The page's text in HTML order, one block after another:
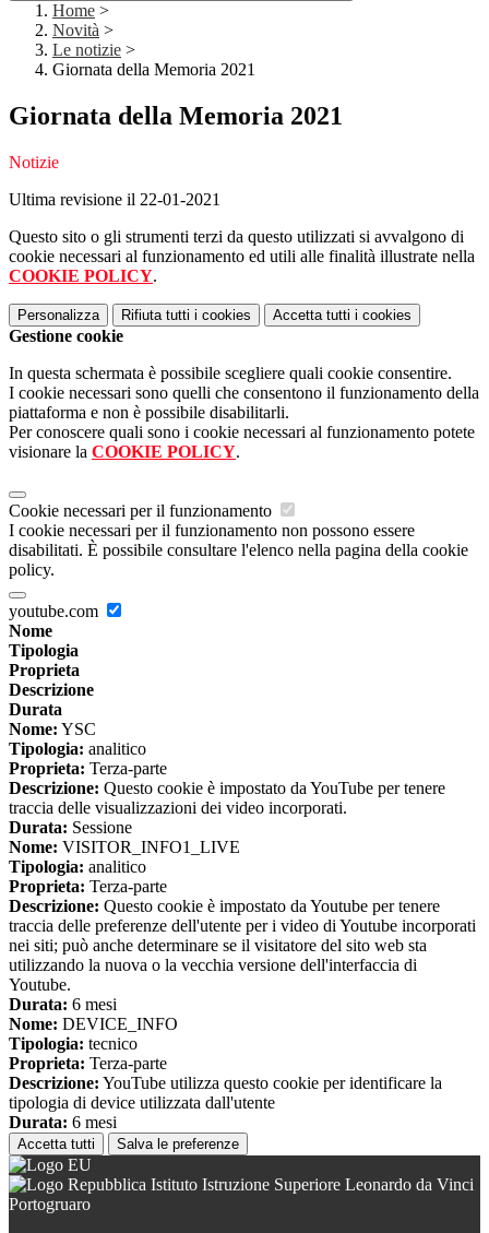
Home >
Novità >
Le notizie >
Giornata della Memoria 2021
Giornata della Memoria 2021
Notizie
Ultima revisione il 22-01-2021
Questo sito o gli strumenti terzi da questo utilizzati si avvalgono di
cookie necessari al funzionamento ed utili alle finalità illustrate nella
COOKIE POLICY.
Personalizza Rifiuta tutti i cookies Accetta tutti i cookies
Gestione cookie
In questa schermata è possibile scegliere quali cookie consentire.
I cookie necessari sono quelli che consentono il funzionamento della
piattaforma e non è possibile disabilitarli.
Per conoscere quali sono i cookie necessari al funzionamento potete
visionare la COOKIE POLICY.
Cookie necessari per il funzionamento
I cookie necessari per il funzionamento non possono essere
disabilitati. È possibile consultare l'elenco nella pagina della cookie
policy.
youtube.com
Nome
Tipologia
Proprieta
Descrizione
Durata
Nome: YSC
Tipologia: analitico
Proprieta: Terza-parte
Descrizione: Questo cookie è impostato da YouTube per tenere
traccia delle visualizzazioni dei video incorporati.
Durata: Sessione
Nome: VISITOR_INFO1_LIVE
Tipologia: analitico
Proprieta: Terza-parte
Descrizione: Questo cookie è impostato da Youtube per tenere
traccia delle preferenze dell'utente per i video di Youtube incorporati
nei siti; può anche determinare se il visitatore del sito web sta
utilizzando la nuova o la vecchia versione dell'interfaccia di
Youtube.
Durata: 6 mesi
Nome: DEVICE_INFO
Tipologia: tecnico
Proprieta: Terza-parte
Descrizione: YouTube utilizza questo cookie per identificare la
tipologia di device utilizzata dall'utente
Durata: 6 mesi
Accetta tutti Salva le preferenze
Istituto Istruzione Superiore Leonardo da Vinci
Portogruaro